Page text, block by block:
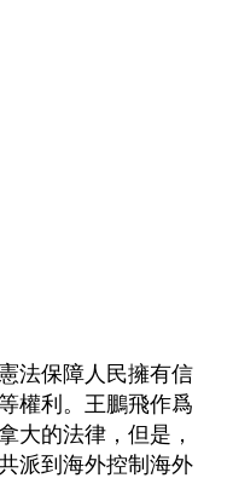
法保障人民擁有信
權利。王鵬飛作爲
大的法律，但是，
派到海外控制海外